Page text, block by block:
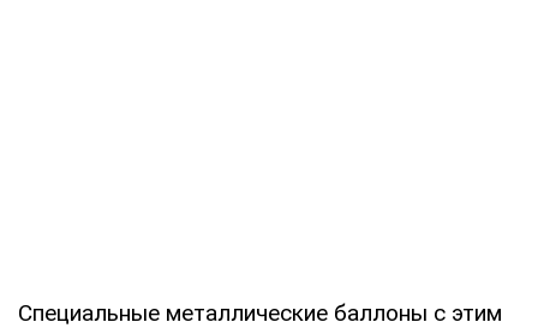
Специальные металлические баллоны с этим